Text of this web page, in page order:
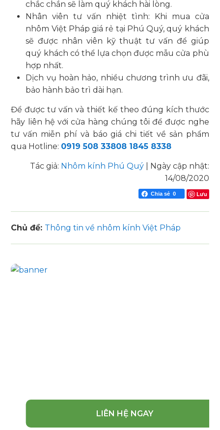
chắc chắn sẽ làm quý khách hài lòng.
Nhân viên tư vấn nhiệt tình: Khi mua cửa
nhôm Việt Pháp giá rẻ tại Phú Quý, quý khách
sẽ được nhân viên kỹ thuật tư vấn để giúp
quý khách có thể lựa chọn được mẫu cửa phù
hợp nhất.
Dịch vụ hoàn hảo, nhiều chương trình ưu đãi,
bảo hành bảo trì dài hạn.
Để được tư vấn và thiết kế theo đúng kích thước
hãy liên hệ với cửa hàng chúng tôi để được nghe
tư vấn miễn phí và báo giá chi tiết về sản phẩm
qua Hotline: 0919 508 33808 1845 8338
Tác giả: Nhôm kính Phú Quý
Ngày cập nhật:
14/08/2020
Chia sẻ 0 Lưu
Chủ đề: Thông tin về nhôm kính Việt Pháp
LIÊN HỆ NGAY